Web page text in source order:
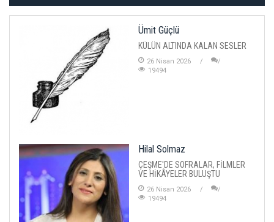
Ümit Güçlü
KÜLÜN ALTINDA KALAN SESLER
26 Nisan 2026
19494
Hilal Solmaz
ÇEŞME'DE SOFRALAR, FİLMLER
VE HİKÂYELER BULUŞTU
26 Nisan 2026
19494